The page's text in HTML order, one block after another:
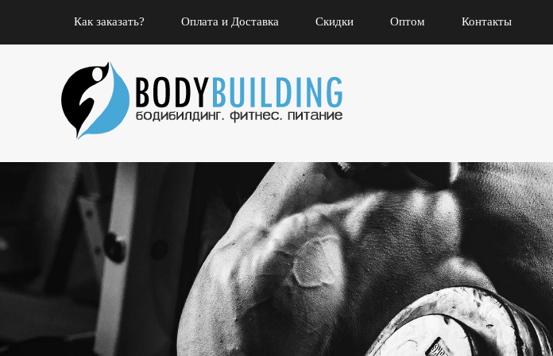
Как заказать? Оплата и Доставка Скидки Оптом Контакты